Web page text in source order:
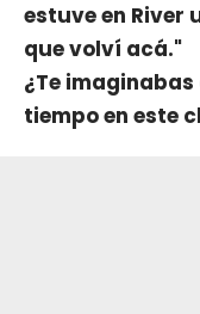
estuve en River
que volví acá."
¿Te
tiempo en este